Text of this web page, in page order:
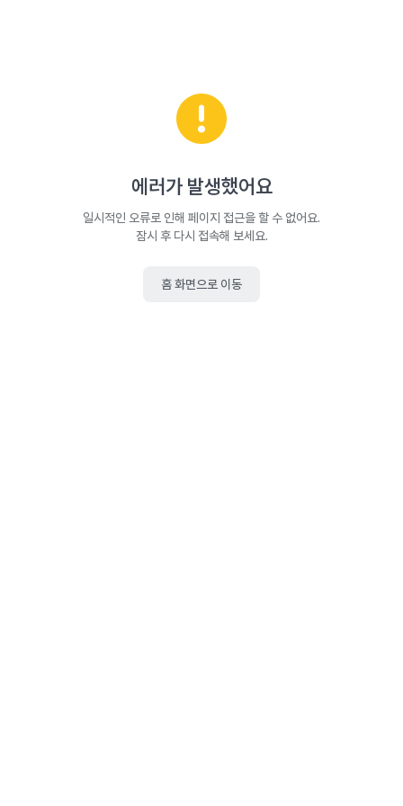
에러가 발생했어요
일시적인 오류로 인해 페이지 접근을 할 수 없어요.
잠시 후 다시 접속해 보세요.
홈 화면으로 이동